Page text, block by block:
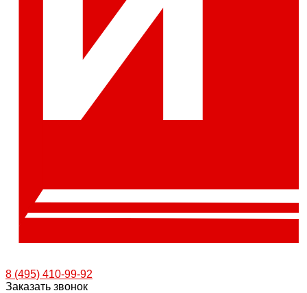
8 (495) 410-99-92
Заказать звонок